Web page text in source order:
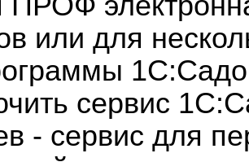
или для
сервис
- сервис для